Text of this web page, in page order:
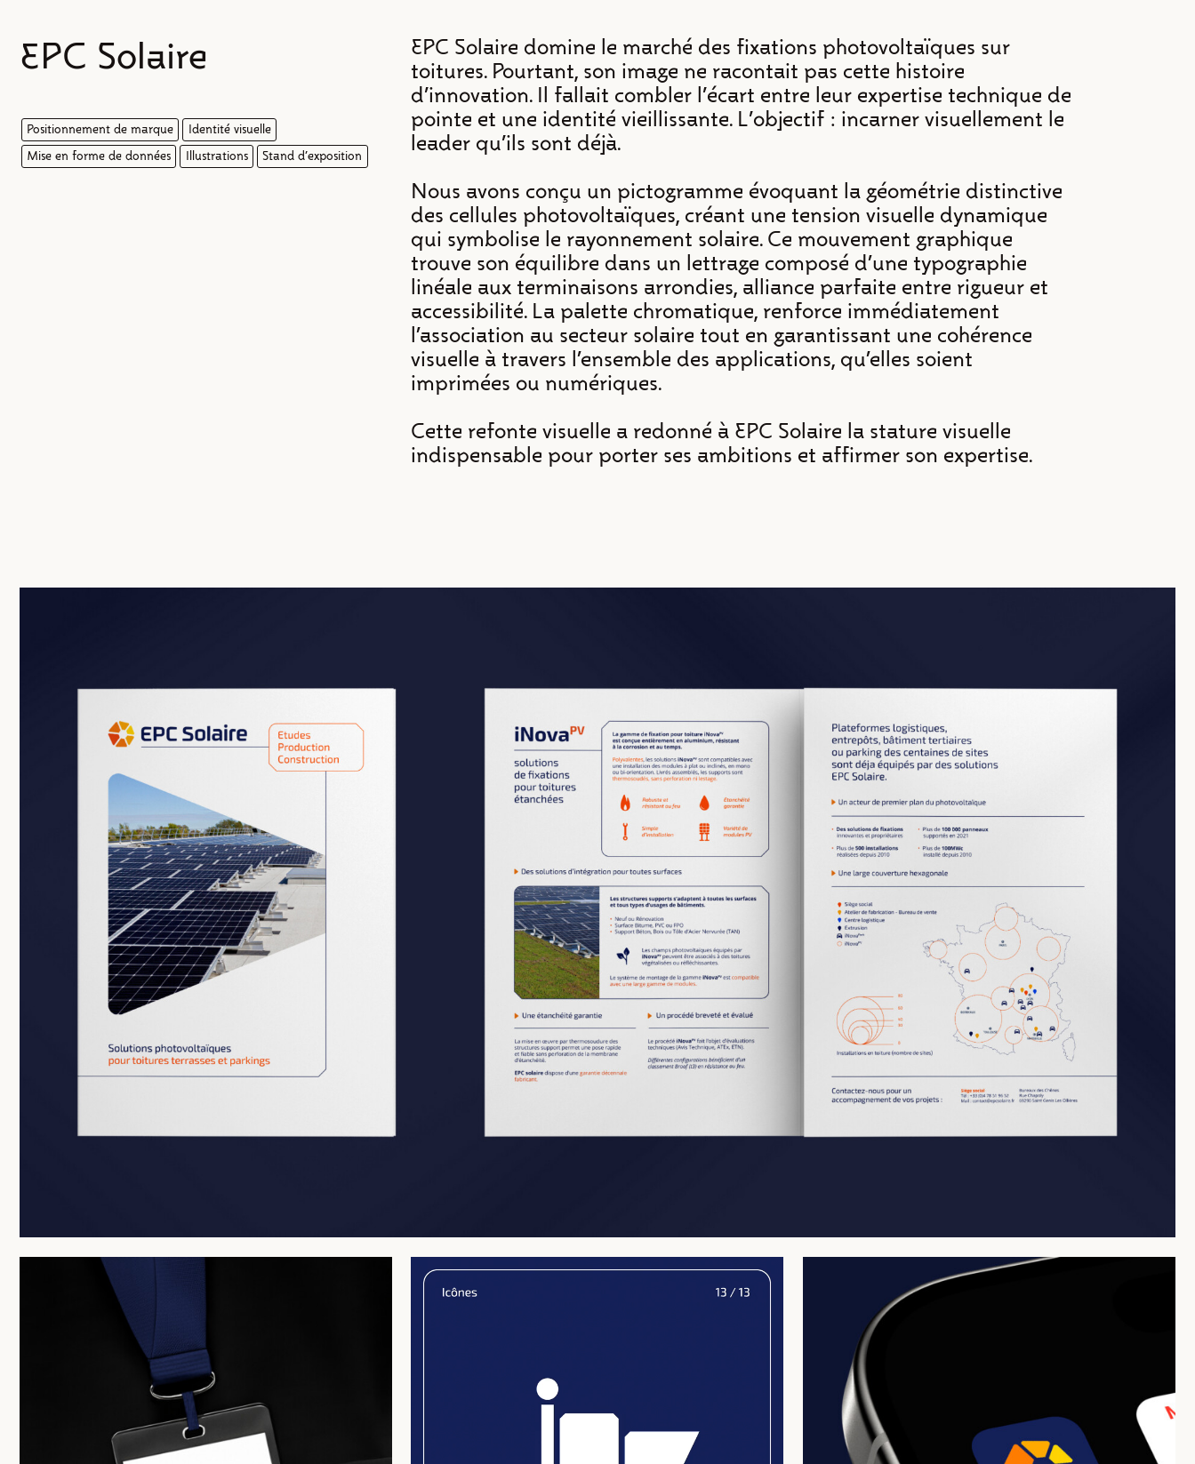
EPC Solaire
Positionnement de marque
Identité visuelle
Mise en forme de données
Illustrations Stand d'exposition
EPC Solaire domine le marché des fixations photovoltaïques sur
toitures. Pourtant, son image ne racontait pas cette histoire
d'innovation. Il fallait combler l'écart entre leur expertise technique de
pointe et une identité vieillissante. L'objectif : incarner visuellement le
leader qu'ils sont déjà.
Nous avons conçu un pictogramme évoquant la géométrie distinctive
des cellules photovoltaïques, créant une tension visuelle dynamique
qui symbolise le rayonnement solaire. Ce mouvement graphique
trouve son équilibre dans un lettrage composé d’une typographie
linéale aux terminaisons arrondies, alliance parfaite entre rigueur et
accessibilité. La palette chromatique, renforce immédiatement
l’association au secteur solaire tout en garantissant une cohérence
visuelle à travers l’ensemble des applications, qu’elles soient
imprimées ou numériques.
Cette refonte visuelle a redonné à EPC Solaire la stature visuelle
indispensable pour porter ses ambitions et affirmer son expertise.